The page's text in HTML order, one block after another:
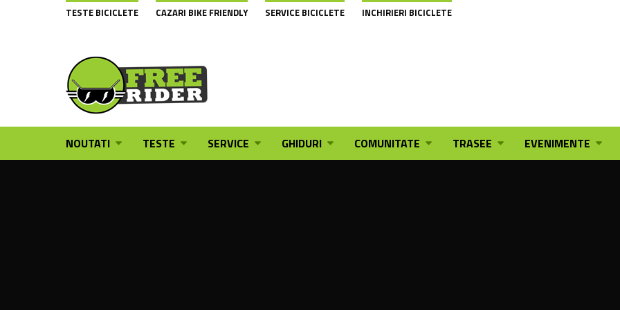
TESTE BICICLETE CAZARI BIKE FRIENDLY SERVICE BICICLETE INCHIRIERI BICICLETE
NOUTATI TESTE SERVICE GHIDURI COMUNITATE TRASEE EVENIMENTE